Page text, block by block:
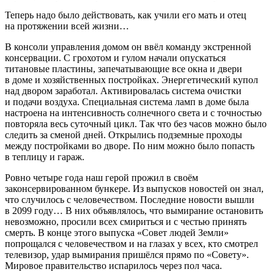
Теперь надо было действовать, как учили его мать и отец
на протяжении всей жизни…
В консоли управления домом он ввёл команду экстренной
консервации. С грохотом и гулом начали опускаться
титановые пластины, запечатывающие все окна и двери
в доме и хозяйственных постройках. Энергетический купол
над двором заработал. Активировалась система очистки
и подачи воздуха. Специальная система ламп в доме была
настроена на интенсивность солнечного света и с точностью
повторяла весь суточный цикл. Так что без часов можно было
следить за сменой дней. Открылись подземные проходы
между постройками во дворе. По ним можно было попасть
в теплицу и гараж.
Ровно четыре года наш герой прожил в своём
законсервированном бункере. Из выпусков новостей он знал,
что случилось с человечеством. Последние новости вышли
в 2099 году… В них объявлялось, что вымирание остановить
невозможно, просили всех смириться и с честью принять
смерть. В конце этого выпуска «Совет людей Земли»
попрощался с человечеством и на глазах у всех, кто смотрел
телевизор, удар вымирания пришёлся прямо по «Совету».
Мировое правительство испарилось через пол часа.